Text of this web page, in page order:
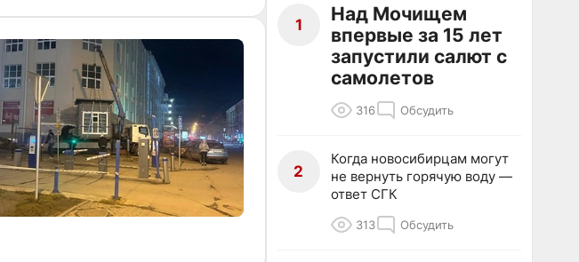
1
Над Мочищем
впервые за 15 лет
запустили салют с
самолетов
316 Обсудить
2
Когда новосибирцам могут
не вернуть горячую воду —
ответ СГК
313 Обсудить